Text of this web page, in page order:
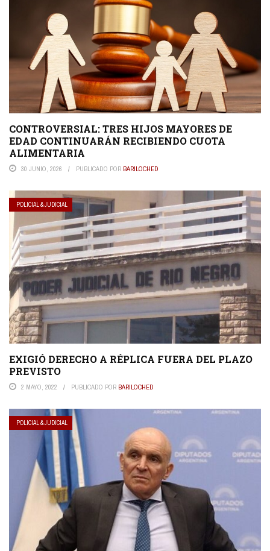
CONTROVERSIAL: TRES HIJOS MAYORES DE
EDAD CONTINUARÁN RECIBIENDO CUOTA
ALIMENTARIA
30 JUNIO, 2026 PUBLICADO POR BARILOCHED
POLICIAL & JUDICIAL
EXIGIÓ DERECHO A RÉPLICA FUERA DEL PLAZO
PREVISTO
2 MAYO, 2022 PUBLICADO POR BARILOCHED
POLICIAL & JUDICIAL